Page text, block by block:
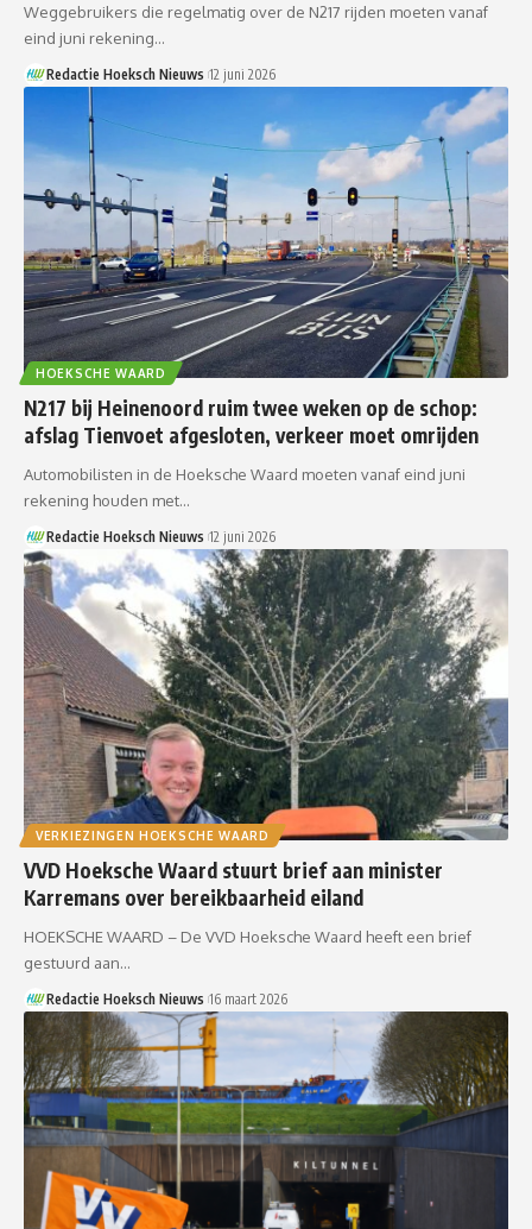
Weggebruikers die regelmatig over de N217 rijden moeten vanaf
eind juni rekening…
Redactie Hoeksch Nieuws 12 juni 2026
HOEKSCHE WAARD
N217 bij Heinenoord ruim twee weken op de schop:
afslag Tienvoet afgesloten, verkeer moet omrijden
Automobilisten in de Hoeksche Waard moeten vanaf eind juni
rekening houden met…
Redactie Hoeksch Nieuws 12 juni 2026
VERKIEZINGEN HOEKSCHE WAARD
VVD Hoeksche Waard stuurt brief aan minister
Karremans over bereikbaarheid eiland
HOEKSCHE WAARD – De VVD Hoeksche Waard heeft een brief
gestuurd aan…
Redactie Hoeksch Nieuws 16 maart 2026